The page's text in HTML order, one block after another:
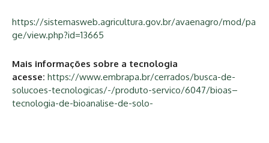
https://sistemasweb.agricultura.gov.br/avaenagro/mod/pa
ge/view.php?id=13665
Mais informações sobre a tecnologia
acesse: https://www.embrapa.br/cerrados/busca-de-
solucoes-tecnologicas/-/produto-servico/6047/bioas–
tecnologia-de-bioanalise-de-solo-